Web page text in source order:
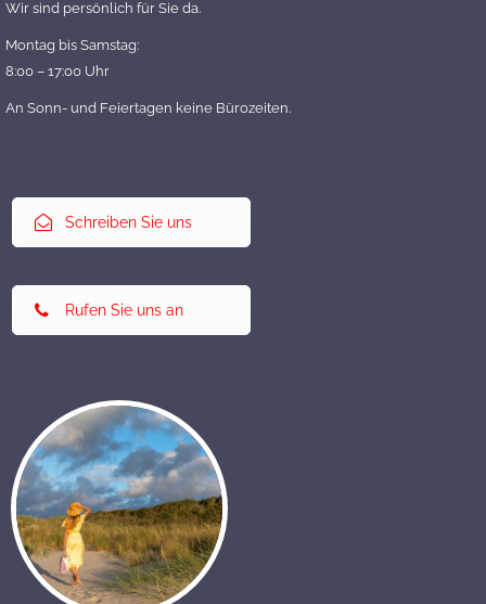
Wir sind persönlich für Sie da.
Montag bis Samstag:
8:00 – 17:00 Uhr
An Sonn- und Feiertagen keine Bürozeiten.
Schreiben Sie uns
Rufen Sie uns an